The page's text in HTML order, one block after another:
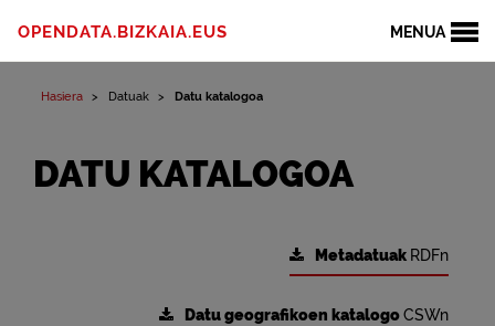
MENUA
OPENDATA.BIZKAIA.EUS
Hasiera Datuak Datu katalogoa
DATU KATALOGOA
Metadatuak RDFn
Datu geografikoen katalogoCSWn